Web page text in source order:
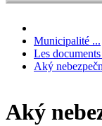
Municipalité ...
Les
Aký
Aký